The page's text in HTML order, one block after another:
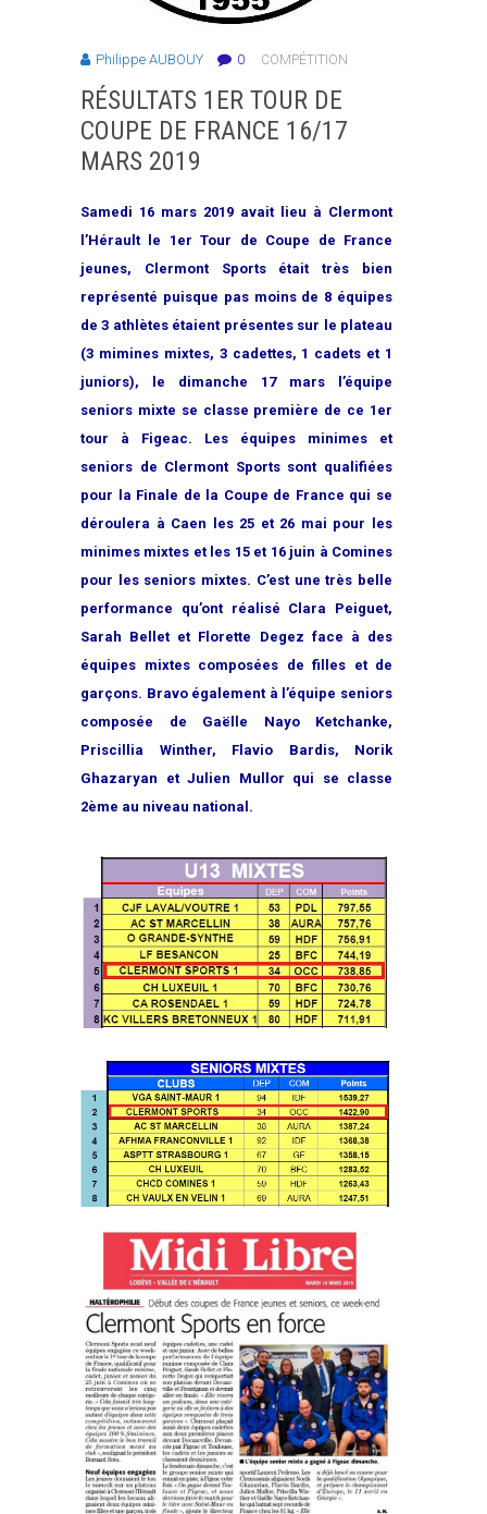
Philippe AUBOUY 0 COMPÉTITION
RÉSULTATS 1ER TOUR DE
COUPE DE FRANCE 16/17
MARS 2019
Samedi 16 mars 2019 avait lieu à Clermont
l’Hérault le 1er Tour de Coupe de France
jeunes, Clermont Sports était très bien
représenté puisque pas moins de 8 équipes
de 3 athlètes étaient présentes sur le plateau
(3 mimines mixtes, 3 cadettes, 1 cadets et 1
juniors), le dimanche 17 mars l’équipe
seniors mixte se classe première de ce 1er
tour à Figeac. Les équipes minimes et
seniors de Clermont Sports sont qualifiées
pour la Finale de la Coupe de France qui se
déroulera à Caen les 25 et 26 mai pour les
minimes mixtes et les 15 et 16 juin à Comines
pour les seniors mixtes. C’est une très belle
performance qu’ont réalisé Clara Peiguet,
Sarah Bellet et Florette Degez face à des
équipes mixtes composées de filles et de
garçons. Bravo également à l’équipe seniors
composée de Gaëlle Nayo Ketchanke,
Priscillia Winther, Flavio Bardis, Norik
Ghazaryan et Julien Mullor qui se classe
2ème au niveau national.